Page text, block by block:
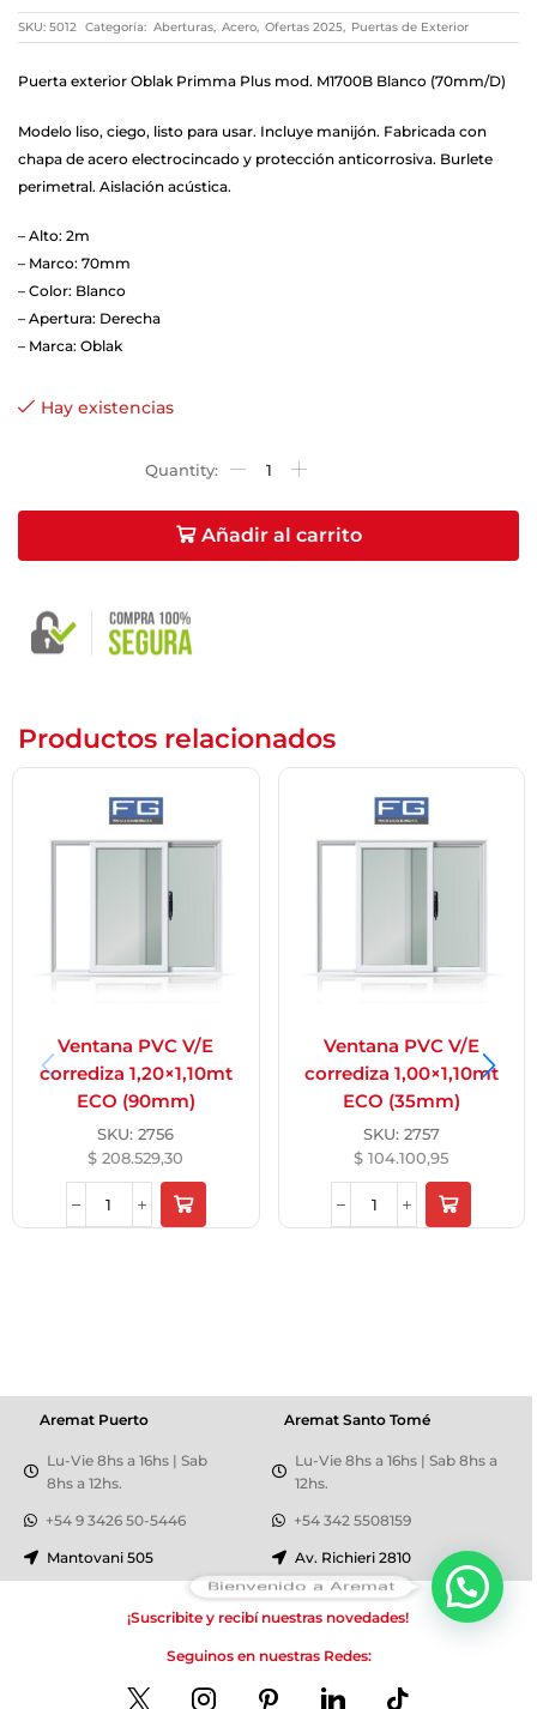
excepto portones corredizos.
portones.
hoja.
– Manijón o barral de acero inoxidable de 80 cm
– Mirador óptico de 160º en todos los modelos ciegos.
– Cerradura: de seguridad doble paleta con frente
niquelado y sistema de fijación que permite su
reemplazo fácilmente.
SKU: 5012 Categoría: Aberturas, Acero, Ofertas 2025, Puertas de Exterior
Puerta exterior Oblak Primma Plus mod. M1700B Blanco (70mm/D)
Modelo liso, ciego, listo para usar. Incluye manijón. Fabricada con
chapa de acero electrocincado y protección anticorrosiva. Burlete
perimetral. Aislación acústica.
– Alto: 2m
– Marco: 70mm
– Color: Blanco
– Apertura: Derecha
– Marca: Oblak
Hay existencias
Añadir al carrito
Productos relacionados
Ventana PVC V/E
corrediza 1,20×1,10mt
ECO (90mm)
SKU:2756
$ 208.529,30
Ventana PVC V/E
corrediza 1,00×1,10mt
ECO (35mm)
SKU: 2757
$ 104.100,95
Aremat Santo Tomé
Lu-Vie 8hs a 16hs | Sab 8hs a
12hs.
+54 342 5508159
Av. Richieri 2810
Aremat Puerto
Lu-Vie 8hs a 16hs | Sab
8hs a 12hs.
+54 9 3426 50-5446
Mantovani 505
¡Suscribite y recibí nuestras novedades!
Seguinos en nuestras Redes:
Bienvenido a Aremat